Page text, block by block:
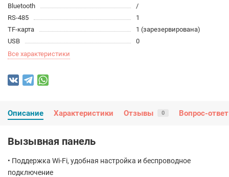
Bluetooth
/
RS-485
1
TF-карта
1 (зарезервирована)
USB
0
Все характеристики
Описание Характеристики Отзывы 0 Вопрос-ответ
Вызывная панель
• Поддержка Wi-Fi, удобная настройка и беспроводное
подключение